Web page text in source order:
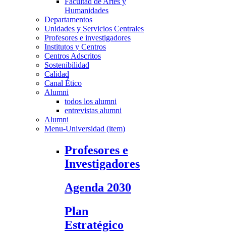
Humanidades
Departamentos
Unidades y Servicios Centrales
Profesores e investigadores
Institutos y Centros
Centros Adscritos
Sostenibilidad
Calidad
Canal Ético
Alumni
todos los alumni
entrevistas alumni
Alumni
Menu-Universidad (item)
Profesores e
Investigadores
Agenda 2030
Plan
Estratégico